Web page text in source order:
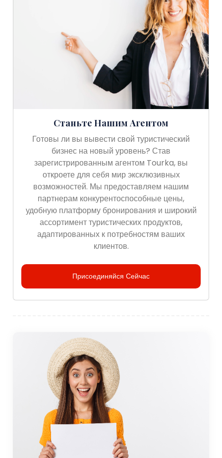
Станьте Нашим Агентом
Готовы ли вы вывести свой туристический
бизнес на новый уровень? Став
зарегистрированным агентом Tourka, вы
откроете для себя мир эксклюзивных
возможностей. Мы предоставляем нашим
партнерам конкурентоспособные цены,
удобную платформу бронирования и широкий
ассортимент туристических продуктов,
адаптированных к потребностям ваших
клиентов.
Присоединяйся Сейчас